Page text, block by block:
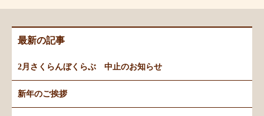
最新の記事
2月さくらんぼくらぶ 中止のお知らせ
新年のご挨拶